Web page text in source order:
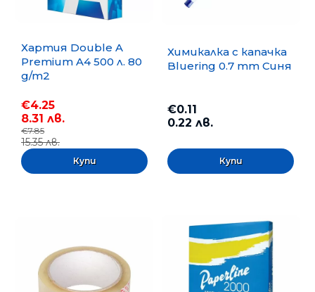
Хартия Double A
Premium A4 500 л. 80
g/m2
€4.25
8.31 лв.
€7.85
15.35 лв.
Химикалка с капачка
Bluering 0.7 mm Синя
€0.11
0.22 лв.